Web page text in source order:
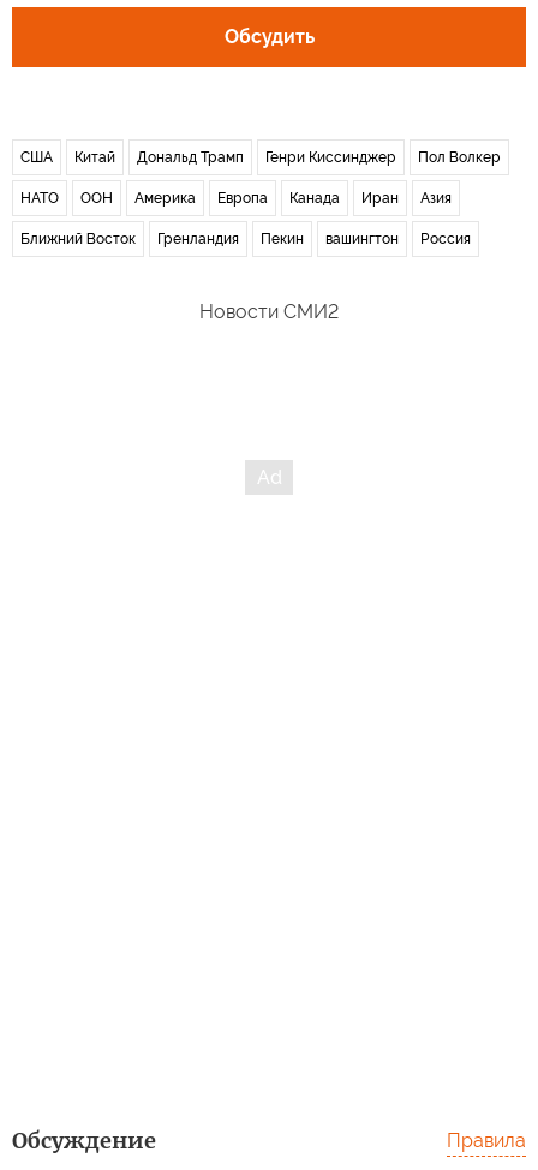
Обсудить
США Китай Дональд Трамп Генри Киссинджер Пол Волкер
НАТО ООН Америка Европа Канада Иран Азия
Ближний Восток Гренландия Пекин вашингтон Россия
Новости СМИ2
Обсуждение Правила